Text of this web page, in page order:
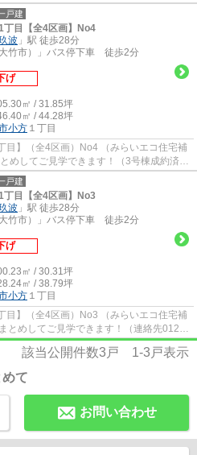
3帖 駐車2台（車種...
戸建
丁目【全4区画】No4
波 」駅 徒歩28分
大竹市）」バス停下車 徒歩2分
げ
㎡ / 31.85坪
㎡ / 44.28坪
小方 １丁目
】（全4区画）No4 （みらいエコ住宅補
めしてご見学できます！（3号棟成約済
み）（連絡先0120-800-271） オール電化住宅...
戸建
丁目【全4区画】No3
波 」駅 徒歩28分
大竹市）」バス停下車 徒歩2分
げ
㎡ / 30.31坪
㎡ / 38.79坪
小方 １丁目
】（全4区画）No3 （みらいエコ住宅補
とめしてご見学できます！（連絡先0120-
ファミリタイプ...
該当公開件数3 戸 1-3 戸表示
て
お問い合わせ